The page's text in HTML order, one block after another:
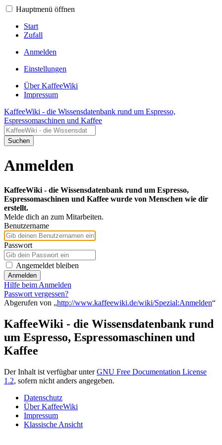
Hauptmenü öffnen
Start
Zufall
Anmelden
Einstellungen
Über KaffeeWiki
Impressum
KaffeeWiki - die Wissensdatenbank rund um Espresso,
Espressomaschinen und Kaffee
Suchen
Anmelden
KaffeeWiki - die Wissensdatenbank rund um Espresso,
Espressomaschinen und Kaffee wurde von Menschen wie dir
erstellt.
Melde dich an zum Mitarbeiten.
Benutzername
Passwort
Angemeldet bleiben
Anmelden
Hilfe beim Anmelden
Passwort vergessen?
Abgerufen von „http://www.kaffeewiki.de/wiki/Spezial:Anmelden“
KaffeeWiki - die Wissensdatenbank rund
um Espresso, Espressomaschinen und
Kaffee
Der Inhalt ist verfügbar unterGNU Free Documentation License
1.2, sofern nicht anders angegeben.
Datenschutz
Über KaffeeWiki
Impressum
Klassische Ansicht